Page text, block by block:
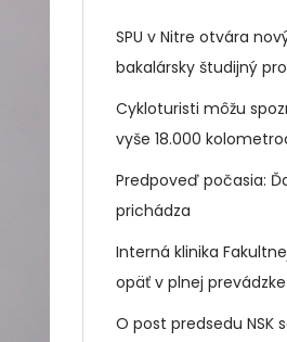
SPU v Nitre otvára
bakalársky študijný
Cykloturisti môžu
vyše 18.000
Predpoveď počasia:
prichádza
Interná klinika
opäť v plnej prevádzke
O post predsedu NSK